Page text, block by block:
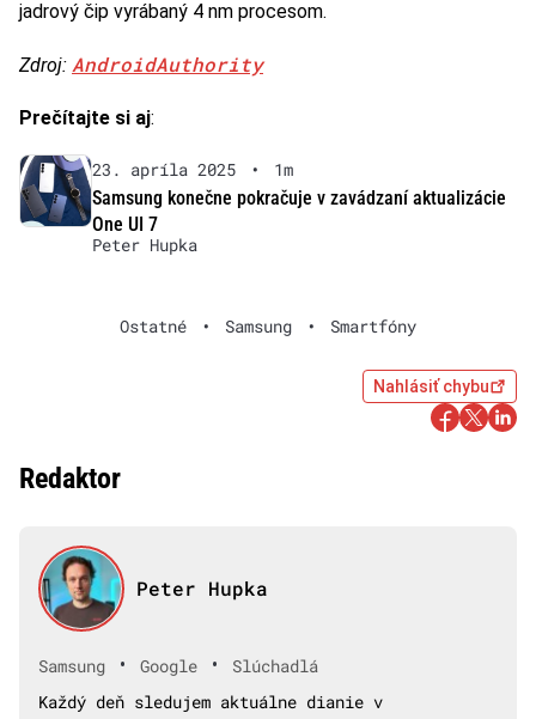
jadrový čip vyrábaný 4 nm procesom.
Zdroj: AndroidAuthority
Prečítajte si aj:
23. apríla 2025 •
1m
Samsung konečne pokračuje v zavádzaní aktualizácie
One UI 7
Peter Hupka
Ostatné • Samsung • Smartfóny
Nahlásiť chybu
Redaktor
Peter Hupka
Samsung • Google •
Slúchadlá
Každý deň sledujem aktuálne dianie v